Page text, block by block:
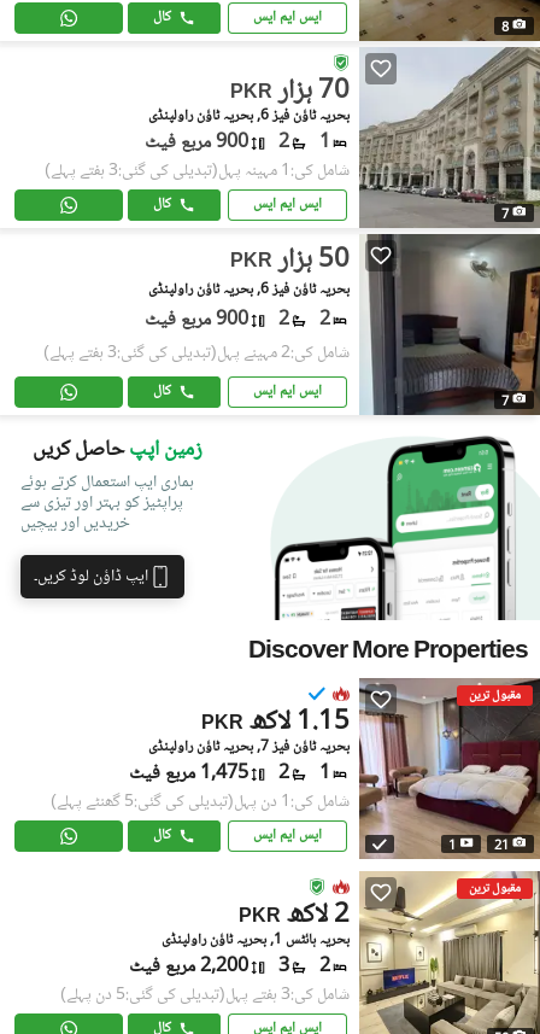
8 ایس ایم ایس کال
7
PKR 70 ہزار
بحریہ ٹاؤن فیز 6, بحریہ ٹاؤن راولپنڈی
1
2 900 مربع فیٹ
شامل کی:1 مہینہ پہل (تبدیلی کی گئی:3 ہفتے پہلے)
ایس ایم ایس کال
7
PKR 50 ہزار
بحریہ ٹاؤن فیز 6, بحریہ ٹاؤن راولپنڈی
2
2 900 مربع فیٹ
شامل کی:2 مہینے پہل (تبدیلی کی گئی:3 ہفتے پہلے)
ایس ایم ایس کال
زمین اپپحاصل کریں
ہماری ایپ استعمال کرتے ہوئے
پراپٹیز کو بہتر اور تیزی سے
خریدیں اور بیچیں
ایپ ڈاؤن لوڈ کریں۔
Discover More Properties
مقبول ترین
21
1
PKR 1.15 لاکھ
بحریہ ٹاؤن فیز 7, بحریہ ٹاؤن راولپنڈی
1
2 1,475 مربع فیٹ
شامل کی:1 دن پہل (تبدیلی کی گئی:5 گھنٹے پہلے)
ایس ایم ایس کال
مقبول ترین
PKR 2 لاکھ
بحریہ ہائٹس 1, بحریہ ٹاؤن راولپنڈی
2
3 2,200 مربع فیٹ
شامل کی:3 ہفتے پہل (تبدیلی کی گئی:5 دن پہلے)
ایس ایم ایس کال